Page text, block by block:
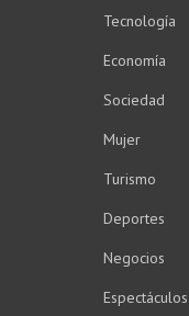
Tecnología
Economía
Sociedad
Mujer
Turismo
Deportes
Negocios
Espectáculos